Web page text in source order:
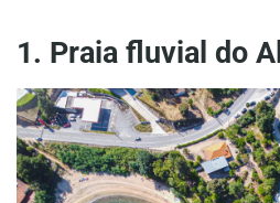
1. Praia fluvial do